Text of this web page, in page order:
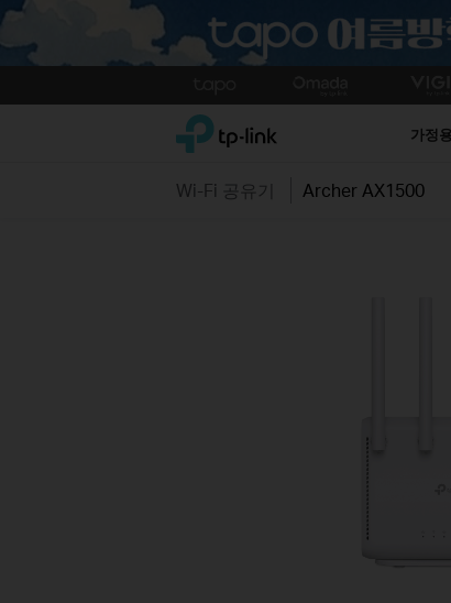
to
TP-Link, Reliably Smart 가정용
Wi-Fi 공유기 Archer AX1500